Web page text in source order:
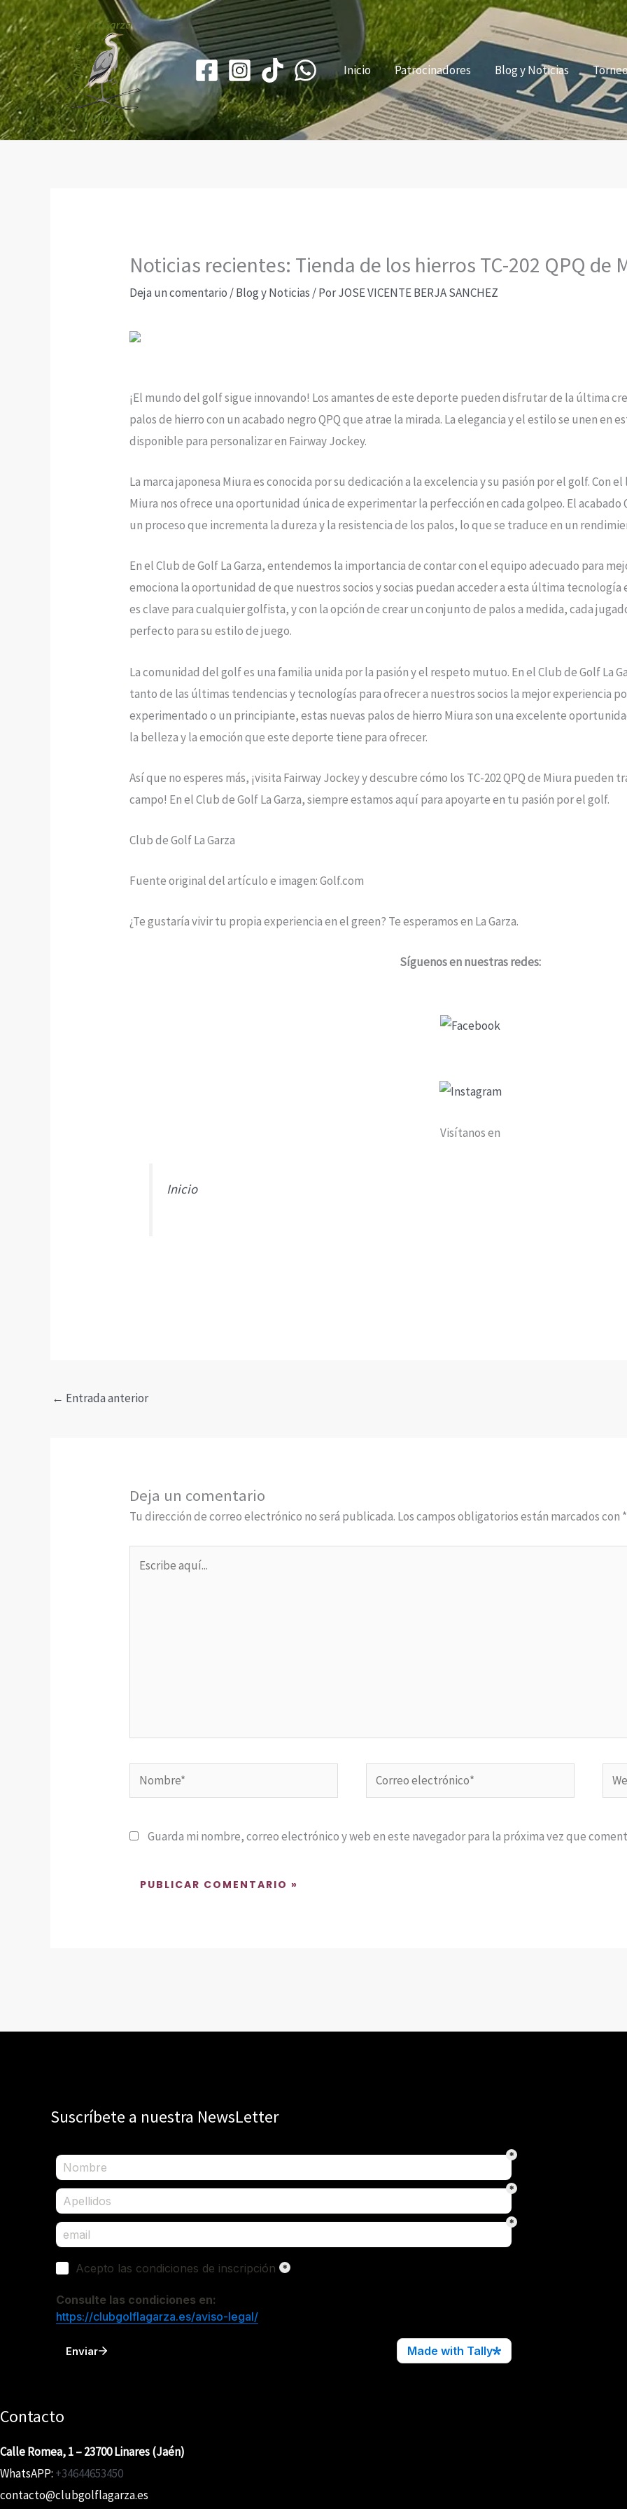
Ir
al
contenido
Inicio
Patrocinadores Blog y Noticias
Noticias recientes: Tienda de los hierros TC-202 QPQ de
Deja un comentario /Blog y Noticias / PorJOSE VICENTE BERJA SANCHEZ
¡El mundo del golf sigue innovando! Los amantes de este deporte pueden disfrutar de la última
palos de hierro con un acabado negro QPQ que atrae la mirada. La elegancia y el estilo se unen en
disponible para personalizar en Fairway Jockey.
La marca japonesa Miura es conocida por su dedicación a la excelencia y su pasión por el golf. Con
Miura nos ofrece una oportunidad única de experimentar la perfección en cada golpeo. El acabado
un proceso que incrementa la dureza y la resistencia de los palos, lo que se traduce en un
En el Club de Golf La Garza, entendemos la importancia de contar con el equipo adecuado para
emociona la oportunidad de que nuestros socios y socias puedan acceder a esta última tecnología
es clave para cualquier golfista, y con la opción de crear un conjunto de palos a medida, cada
perfecto para su estilo de juego.
La comunidad del golf es una familia unida por la pasión y el respeto mutuo. En el Club de Golf La
tanto de las últimas tendencias y tecnologías para ofrecer a nuestros socios la mejor experiencia
experimentado o un principiante, estas nuevas palos de hierro Miura son una excelente
la belleza y la emoción que este deporte tiene para ofrecer.
Así que no esperes más, ¡visita Fairway Jockey y descubre cómo los TC-202 QPQ de Miura pueden
campo! En el Club de Golf La Garza, siempre estamos aquí para apoyarte en tu pasión por el golf.
Club de Golf La Garza
Fuente original del artículo e imagen: Golf.com
¿Te gustaría vivir tu propia experiencia en el green? Te esperamos en La Garza.
Síguenos en nuestras redes:
Visítanos en
Inicio
← Entrada anterior
Deja un comentario
Tu dirección de correo electrónico no será publicada. Los campos obligatorios están marcados con *
Nombre*
Correo
electrónico*
Web
Guarda mi nombre, correo electrónico y web en este navegador para la próxima vez que
Suscríbete a nuestra NewsLetter
Contacto
Calle Romea, 1 – 23700 Linares (Jaén)
WhatsAPP: +34644653450
contacto@clubgolflagarza.es